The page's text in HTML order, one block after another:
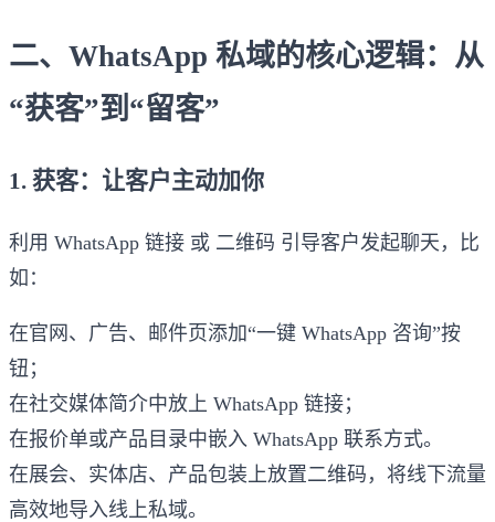
二、WhatsApp 私域的核心逻辑：从
“获客”到“留客”
1. 获客：让客户主动加你
利用 WhatsApp 链接 或 二维码 引导客户发起聊天，比
如：
在官网、广告、邮件页添加“一键 WhatsApp 咨询”按
钮；
在社交媒体简介中放上 WhatsApp 链接；
在报价单或产品目录中嵌入 WhatsApp 联系方式。
在展会、实体店、产品包装上放置二维码，将线下流量
高效地导入线上私域。